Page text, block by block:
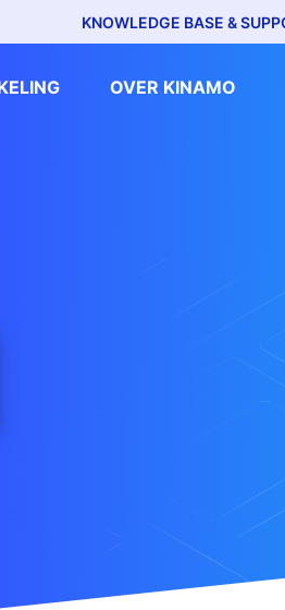
KNOWLEDGE BASE &
OVER KINAMO